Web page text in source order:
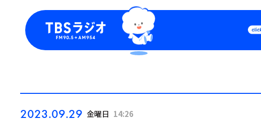
Podcast
2023.09.29 金曜日 14:26